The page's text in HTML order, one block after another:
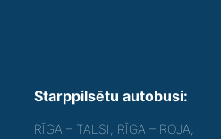
Starppilsētu autobusi:
RĪGA – TALSI, RĪGA – ROJA,